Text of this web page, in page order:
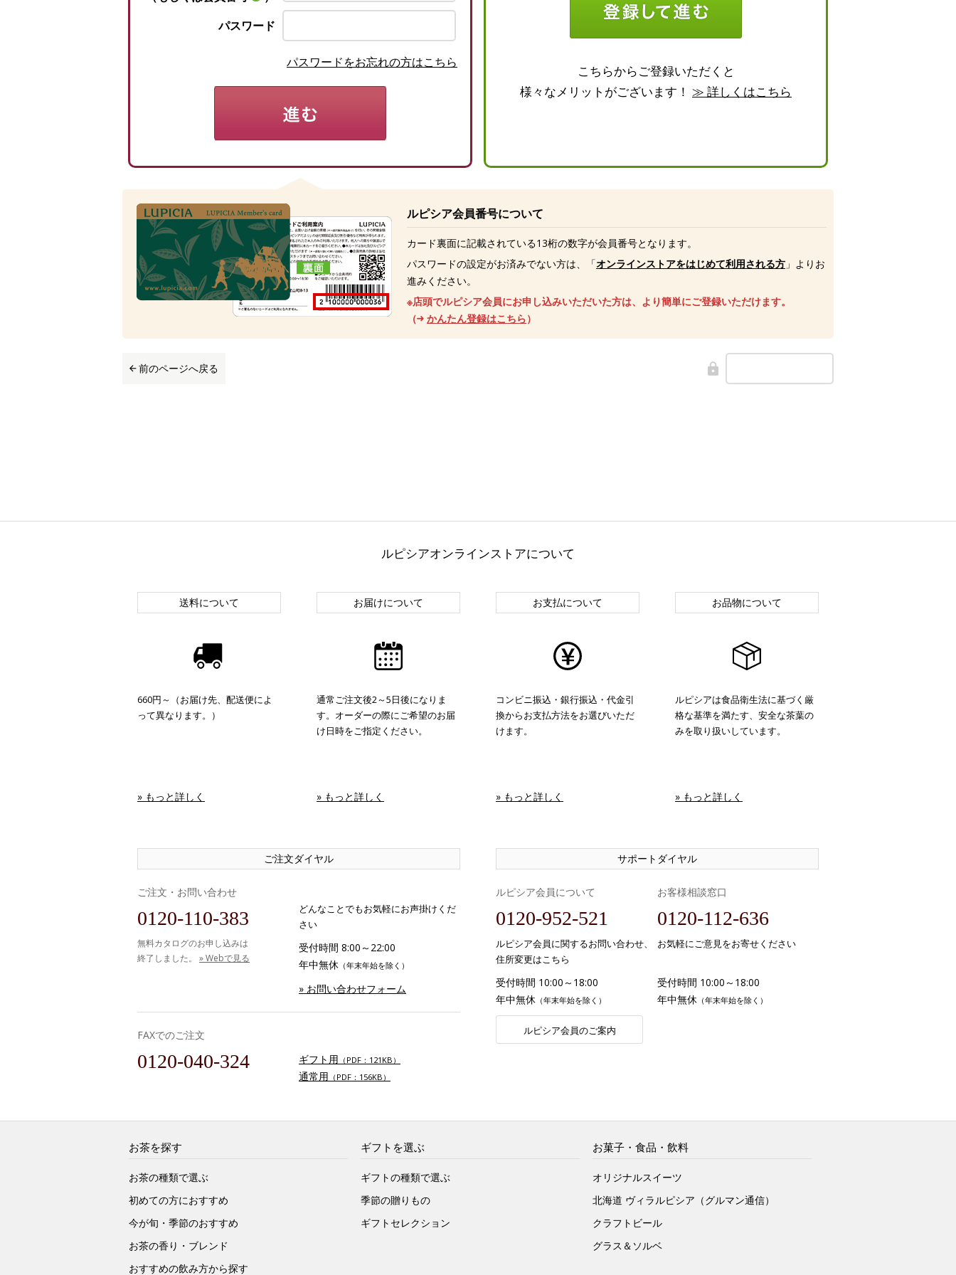
パスワード
パスワードをお忘れの方はこちら
こちらからご登録いただくと
様々なメリットがございます！ ≫ 詳しくはこちら
ルピシア会員番号について
カード裏面に記載されている13桁の数字が会員番号となります。
パスワードの設定がお済みでない方は、「オンラインストアをはじめて利用される方 」よりお
進みください。
※店頭でルピシア会員にお申し込みいただいた方は、より簡単にご登録いただけます。
（
かんたん登録はこちら）
前のページへ戻る
ルピシアオンラインストアについて
送料について
660円～（お届け先、配送便によ
って異なります。）
» もっと詳しく
お届けについて
通常ご注文後2～5日後になりま
す。オーダーの際にご希望のお届
け日時をご指定ください。
» もっと詳しく
お支払について
コンビニ振込・銀行振込・代金引
換からお支払方法をお選びいただ
けます。
» もっと詳しく
お品物について
ルピシアは食品衛生法に基づく厳
格な基準を満たす、安全な茶葉の
みを取り扱いしています。
» もっと詳しく
ご注文ダイヤル
ご注文・お問い合わせ
0120-110-383
無料カタログのお申し込みは
終了しました。 » Webで見る
どんなことでもお気軽にお声掛けくだ
さい
受付時間 8:00～22:00
年中無休 （年末年始を除く）
» お問い合わせフォーム
FAXでのご注文
0120-040-324 ギフト用 （PDF：121KB）
通常用 （PDF：156KB）
サポートダイヤル
ルピシア会員について
0120-952-521
ルピシア会員に関するお問い合わせ、
住所変更はこちら
受付時間 10:00～18:00
年中無休 （年末年始を除く）
ルピシア会員のご案内
お客様相談窓口
0120-112-636
お気軽にご意見をお寄せください
受付時間 10:00～18:00
年中無休 （年末年始を除く）
お茶を探す
お茶の種類で選ぶ
初めての方におすすめ
今が旬・季節のおすすめ
お茶の香り・ブレンド
おすすめの飲み方から探す
ギフトを選ぶ
ギフトの種類で選ぶ
季節の贈りもの
ギフトセレクション
お菓子・食品・飲料
オリジナルスイーツ
北海道 ヴィラルピシア（グルマン通信）
クラフトビール
グラス＆ソルベ